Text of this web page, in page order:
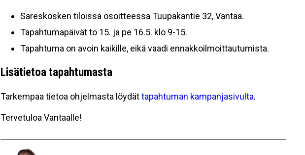
Sareskosken tiloissa osoitteessa Tuupakantie 32, Vantaa.
Tapahtumapäivät to 15. ja pe 16.5. klo 9-15.
Tapahtuma on avoin kaikille, eikä vaadi ennakkoilmoittautumista.
Lisätietoa tapahtumasta
Tarkempaa tietoa ohjelmasta löydättapahtuman kampanjasivulta.
Tervetuloa Vantaalle!